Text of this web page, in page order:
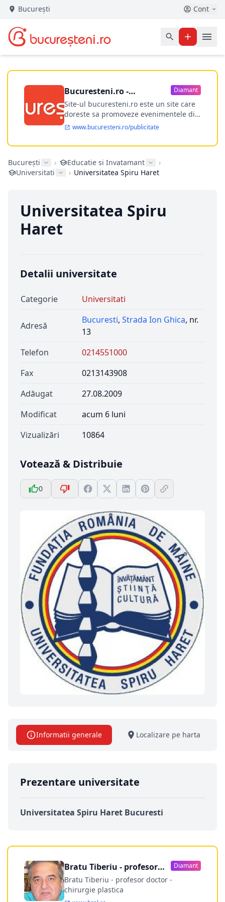
București Cont
Bucuresteni.ro -
publicitate online
Diamant
Site-ul bucuresteni.ro este un site care
doreste sa promoveze evenimentele din
Bucuresti si nu numai, sa puna la
dispozitia utilizatorului cea mai
performanta harta electronica a
ofere posibilitatea firmel...
www.bucuresteni.ro/publicitate
București › Educatie si Invatamant
›
Universitati
› Universitatea Spiru Haret
Universitatea Spiru
Haret
Detalii universitate
Categorie Universitati
Adresă
Bucuresti, Strada Ion Ghica, nr.
13
Telefon
0214551000
Fax
0213143908
Adăugat
27.08.2009
Modificat
acum 6 luni
Vizualizări
10864
Votează & Distribuie
0
Informatii generale Localizare pe harta
Prezentare universitate
Universitatea Spiru Haret Bucuresti
Bratu Tiberiu - profesor
doctor
Diamant
Bratu Tiberiu - profesor doctor -
chirurgie plastica